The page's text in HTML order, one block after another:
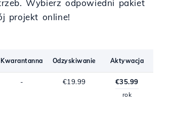
Wybierz odpowiedni pakiet
projekt online!
Kwarantanna Odzyskiwanie Aktywacja
- €19.99 €35.99
rok